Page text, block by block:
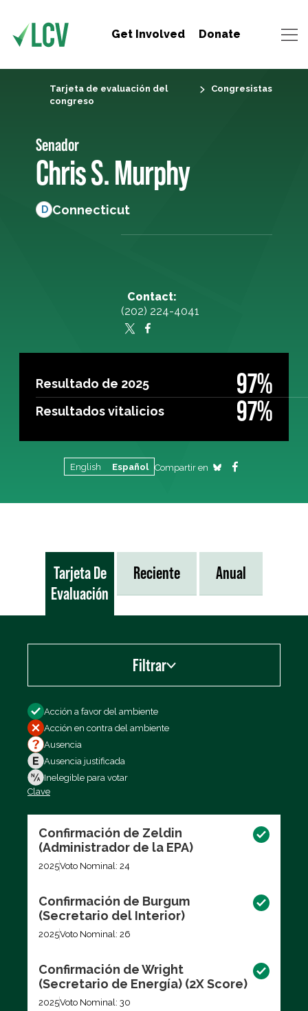
Get Involved Donate
Tarjeta de evaluación del
congreso
Congresistas
Senador
Chris S. Murphy
D Connecticut
Contact:
(202) 224-4041
Resultado de 2025 97%
Resultados vitalicios 97%
English Español Compartir en
Tarjeta De
Evaluación
Reciente Anual
Filtrar
Filtrar por
Acción a favor del ambiente
Acción en contra del ambiente
Ausencia
Ausencia justificada
Inelegible para votar
Clave
Confirmación de Zeldin
(Administrador de la EPA)
2025Voto Nominal: 24
Confirmación de Burgum
(Secretario del Interior)
2025Voto Nominal: 26
Confirmación de Wright
(Secretario de Energía) (2X Score)
2025Voto Nominal: 30